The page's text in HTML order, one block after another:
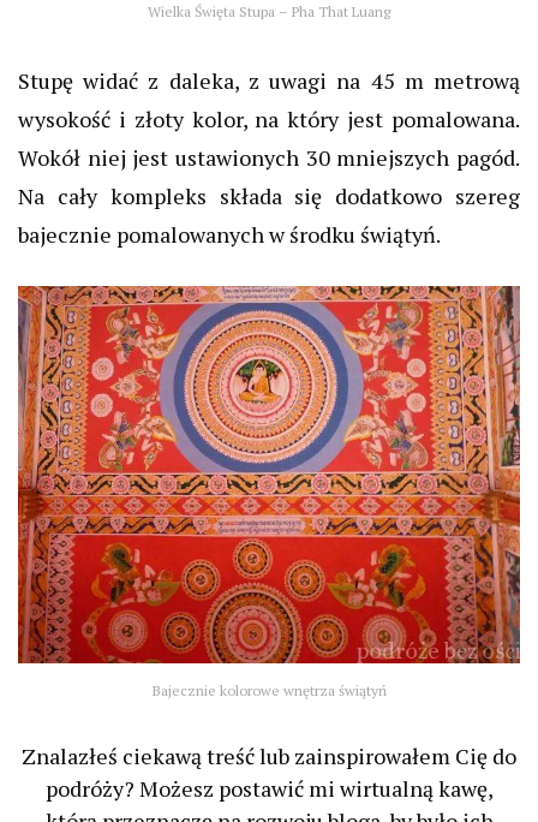
Wielka Święta Stupa – Pha That Luang
Stupę widać z daleka, z uwagi na 45 m metrową
wysokość i złoty kolor, na który jest pomalowana.
Wokół niej jest ustawionych 30 mniejszych pagód.
Na cały kompleks składa się dodatkowo szereg
bajecznie pomalowanych w środku świątyń.
Bajecznie kolorowe wnętrza świątyń
Znalazłeś ciekawą treść lub zainspirowałem Cię do
podróży? Możesz postawić mi wirtualną kawę,